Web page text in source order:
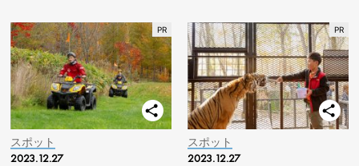
スポット
2023.12.27
スポット
2023.12.27